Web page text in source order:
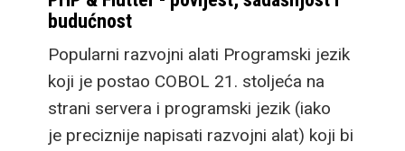
budućnost
Popularni razvojni alati Programski jezik
koji je postao COBOL 21. stoljeća na
strani servera i programski jezik (iako
je preciznije napisati razvojni alat) koji bi